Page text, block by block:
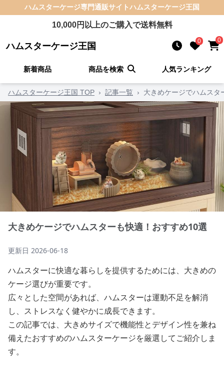
ハムスターケージ専門通販サイトハムスターケージ王国
10,000円以上のご購入で送料無料
ハムスターケージ王国 0 0
新着商品 商品を検索 人気ランキング
ハムスターケージ王国 TOP › 記事一覧 › 大きめケージでハムスタ
大きめケージでハムスターも快適！おすすめ10選
更新日 2026-06-18
ハムスターに快適な暮らしを提供するためには、大きめの
ケージ選びが重要です。
広々とした空間があれば、ハムスターは運動不足を解消
し、ストレスなく健やかに成長できます。
この記事では、大きめサイズで機能性とデザイン性を兼ね
備えたおすすめのハムスターケージを厳選してご紹介しま
す。